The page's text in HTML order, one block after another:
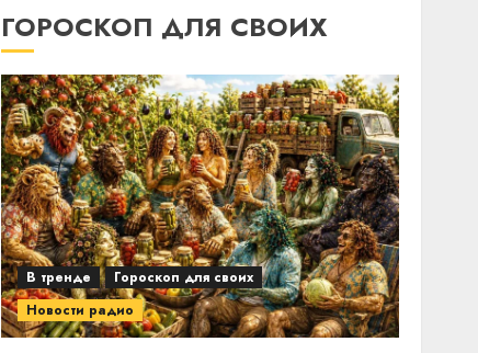
ГОРОСКОП ДЛЯ СВОИХ
В тренде
Гороскоп для своих
Новости радио